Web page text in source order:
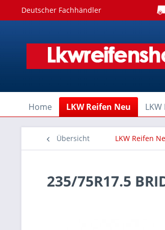
Deutscher Fachhändler
Home LKW Reifen Neu
Übersicht LKW Reifen
235/75R17.5